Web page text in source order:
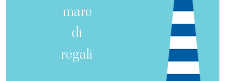
mare
di
regali